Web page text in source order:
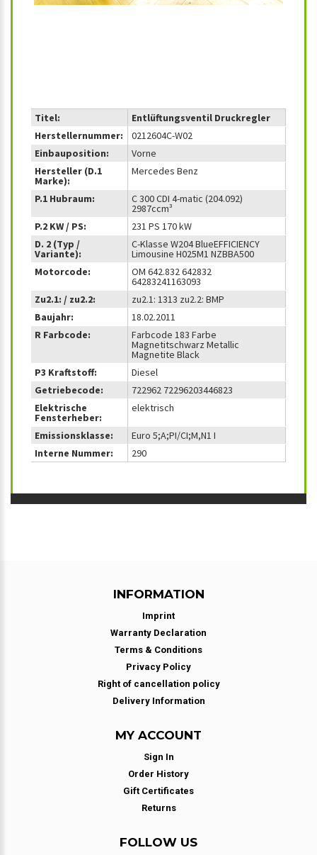
Titel:
Entlüftungsventil Druckregler
Herstellernummer:
0212604C-W02
Einbauposition:
Vorne
Hersteller (D.1
Marke):
Mercedes Benz
P.1 Hubraum: C 300 CDI 4-matic (204.092)
2987ccm³
P.2 KW / PS:
231 PS 170 kW
D. 2 (Typ /
Variante):
C-Klasse W204 BlueEFFICIENCY
Limousine H025M1 NZBBA500
Motorcode:
OM 642.832 642832
64283241163093
Zu2.1: / zu2.2:
zu2.1: 1313 zu2.2: BMP
Baujahr:
18.02.2011
R Farbcode:
Farbcode 183 Farbe
Magnetitschwarz Metallic
Magnetite Black
P3 Kraftstoff:
Diesel
Getriebecode:
722962 72296203446823
Elektrische
Fensterheber:
elektrisch
Emissionsklasse:
Euro 5;A;PI/CI;M,N1 I
Interne Nummer:
290
INFORMATION
Imprint
Warranty Declaration
Terms & Conditions
Privacy Policy
Right of cancellation policy
Delivery Information
MY ACCOUNT
Sign In
Order History
Gift Certificates
Returns
FOLLOW US